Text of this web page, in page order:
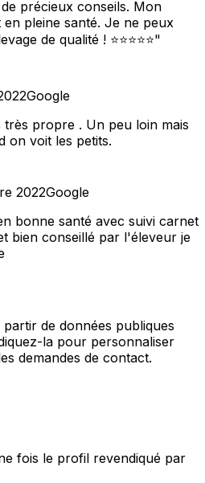
précieux conseils. Mon
pleine santé. Je ne peux
de qualité ! ⭐⭐⭐⭐⭐"
Google
propre . Un peu loin mais
on voit les petits.
2022Google
bonne santé avec suivi carnet
bien conseillé par l'éleveur je
de données publiques
la pour personnaliser
demandes de contact.
fois le profil revendiqué par